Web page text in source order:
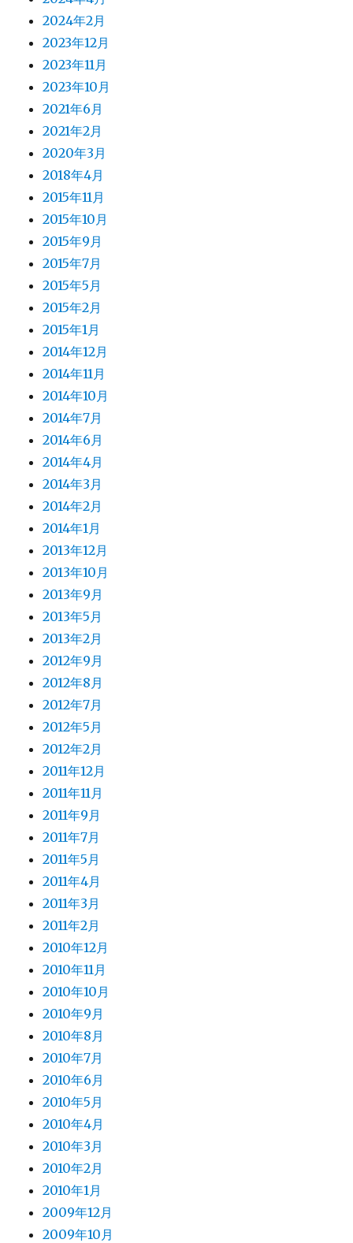
2024年2月
2023年12月
2023年11月
2023年10月
2021年6月
2021年2月
2020年3月
2018年4月
2015年11月
2015年10月
2015年9月
2015年7月
2015年5月
2015年2月
2015年1月
2014年12月
2014年11月
2014年10月
2014年7月
2014年6月
2014年4月
2014年3月
2014年2月
2014年1月
2013年12月
2013年10月
2013年9月
2013年5月
2013年2月
2012年9月
2012年8月
2012年7月
2012年5月
2012年2月
2011年12月
2011年11月
2011年9月
2011年7月
2011年5月
2011年4月
2011年3月
2011年2月
2010年12月
2010年11月
2010年10月
2010年9月
2010年8月
2010年7月
2010年6月
2010年5月
2010年4月
2010年3月
2010年2月
2010年1月
2009年12月
2009年10月